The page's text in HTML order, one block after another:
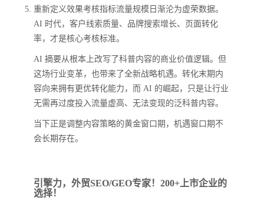
重新定义效果考核指标流量规模日渐沦为虚荣数据。
AI 时代，客户线索质量、品牌搜索增长、页面转化
率，才是核心考核标准。
AI 摘要从根本上改写了科普内容的商业价值逻辑。但
这场行业变革，也带来了全新战略机遇。转化末期内
容向来拥有更优转化能力，而 AI 的崛起，只是让行业
无需再过度投入流量虚高、无法变现的泛科普内容。
当下正是调整内容策略的黄金窗口期，机遇窗口期不
会长期存在。
引擎力，外贸SEO/GEO专家！200+上市企业的
选择！